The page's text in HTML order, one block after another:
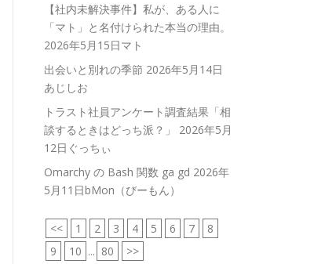
【社内未解決事件】私が、ある人に
「マト」と名付けられた本当の理由。
2026年5月15日マト
出会いと別れの季節 2026年5月14日
あじしお
トラスト社員アンケート調査結果「相
談するときはどっち派？」
2026年5月
12日ぐっちぃ
Omarchy の Bash 関数 ga gd 2026年
5月11日bMon（びーもん）
<< 1 2 3 4 5 6 7
8
9
10 ... 80 >>